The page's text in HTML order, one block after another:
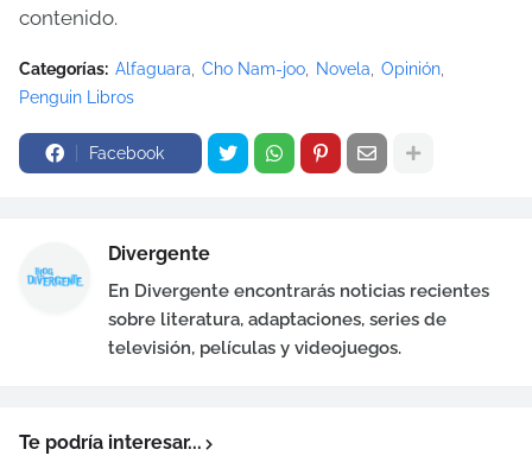
contenido.
Categorías: Alfaguara Cho Nam-joo Novela
Opinión
Penguin Libros
Facebook
Divergente
En Divergente encontrarás noticias recientes
sobre literatura, adaptaciones, series de
televisión, películas y videojuegos.
Te podría interesar...